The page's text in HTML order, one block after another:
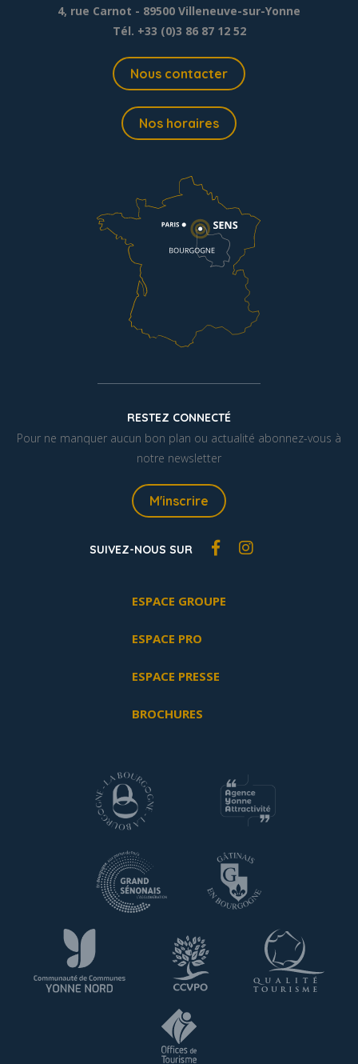
4, rue Carnot - 89500 Villeneuve-sur-Yonne
Tél. +33 (0)3 86 87 12 52
Nous contacter
Nos horaires
RESTEZ CONNECTÉ
Pour ne manquer aucun bon plan ou actualité abonnez-vous à
notre newsletter
M'inscrire
SUIVEZ-NOUS SUR
ESPACE GROUPE
ESPACE PRO
ESPACE PRESSE
BROCHURES